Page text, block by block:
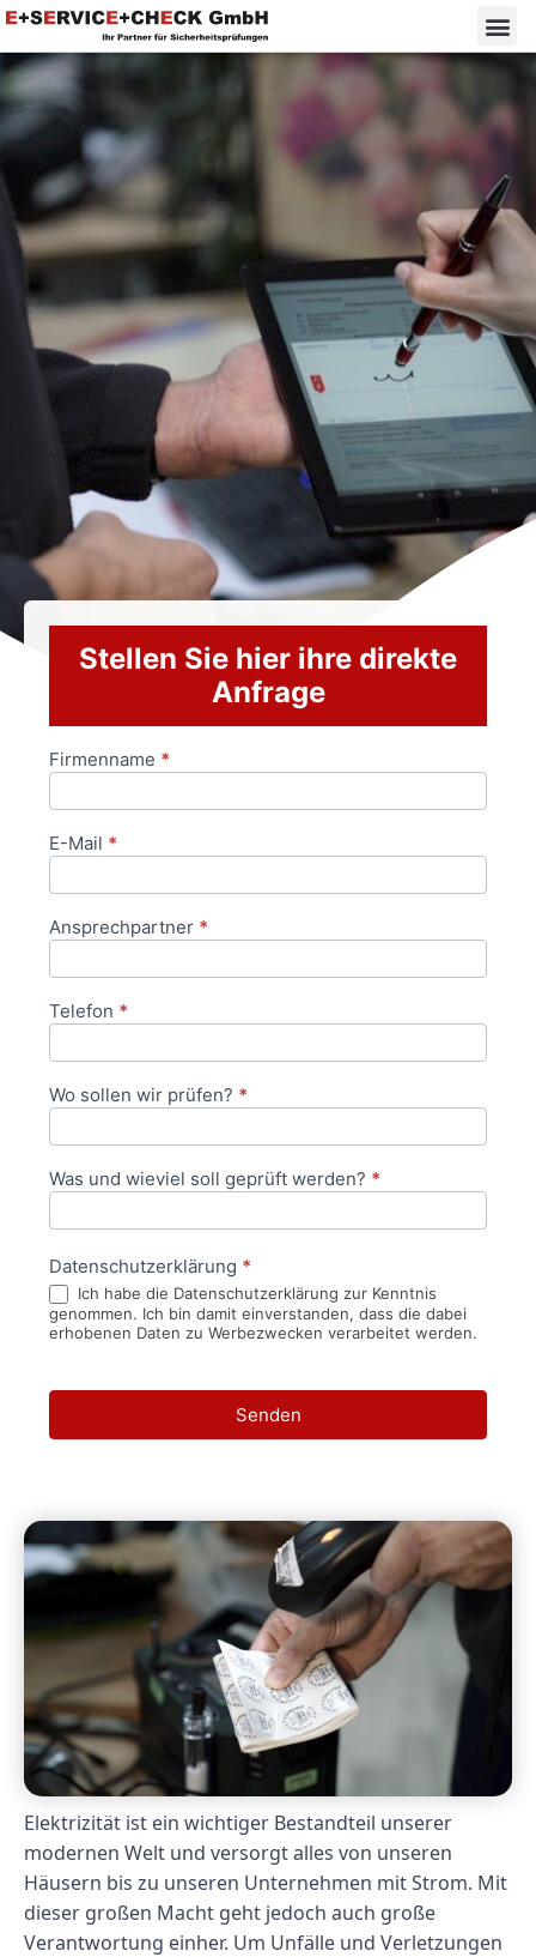
Stellen Sie hier ihre direkte
Anfrage
Anfrageformular
Firmenname *
E-Mail *
Ansprechpartner *
Telefon *
Wo sollen wir prüfen? *
Was und wieviel soll geprüft werden? *
Datenschutzerklärung *
Ich habe die Datenschutzerklärung zur Kenntnis
genommen. Ich bin damit einverstanden, dass die dabei
erhobenen Daten zu Werbezwecken verarbeitet werden.
Senden
Elektrizität ist ein wichtiger Bestandteil unserer
modernen Welt und versorgt alles von unseren
Häusern bis zu unseren Unternehmen mit Strom. Mit
dieser großen Macht geht jedoch auch große
Verantwortung einher. Um Unfälle und Verletzungen